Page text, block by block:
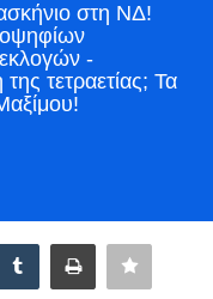
στη ΝΔ!
-
τετραετίας; Τα